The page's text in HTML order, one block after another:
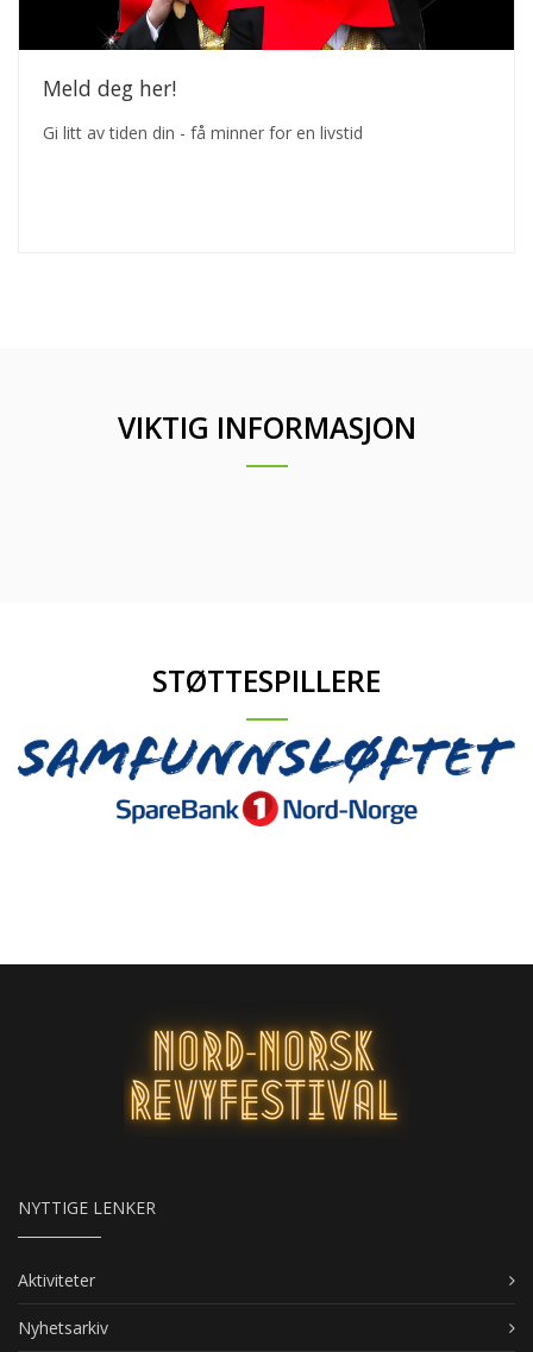
Meld deg her!
Gi litt av tiden din - få minner for en livstid
VIKTIG INFORMASJON
STØTTESPILLERE
NYTTIGE LENKER
Aktiviteter
Nyhetsarkiv